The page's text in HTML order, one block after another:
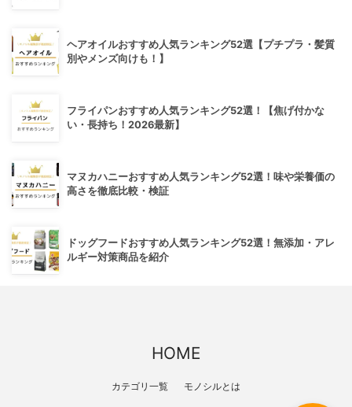
ヘアオイルおすすめ人気ランキング52選【プチプラ・髪質
別やメンズ向けも！】
フライパンおすすめ人気ランキング52選！【焦げ付かな
い・長持ち！2026最新】
マヌカハニーおすすめ人気ランキング52選！味や栄養価の
高さを徹底比較・検証
ドッグフードおすすめ人気ランキング52選！無添加・アレ
ルギー対策商品を紹介
HOME
カテゴリ一覧 モノシルとは